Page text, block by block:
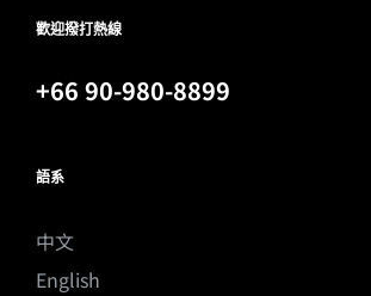
歡迎撥打熱線
+66 90-980-8899
語系
中文
English